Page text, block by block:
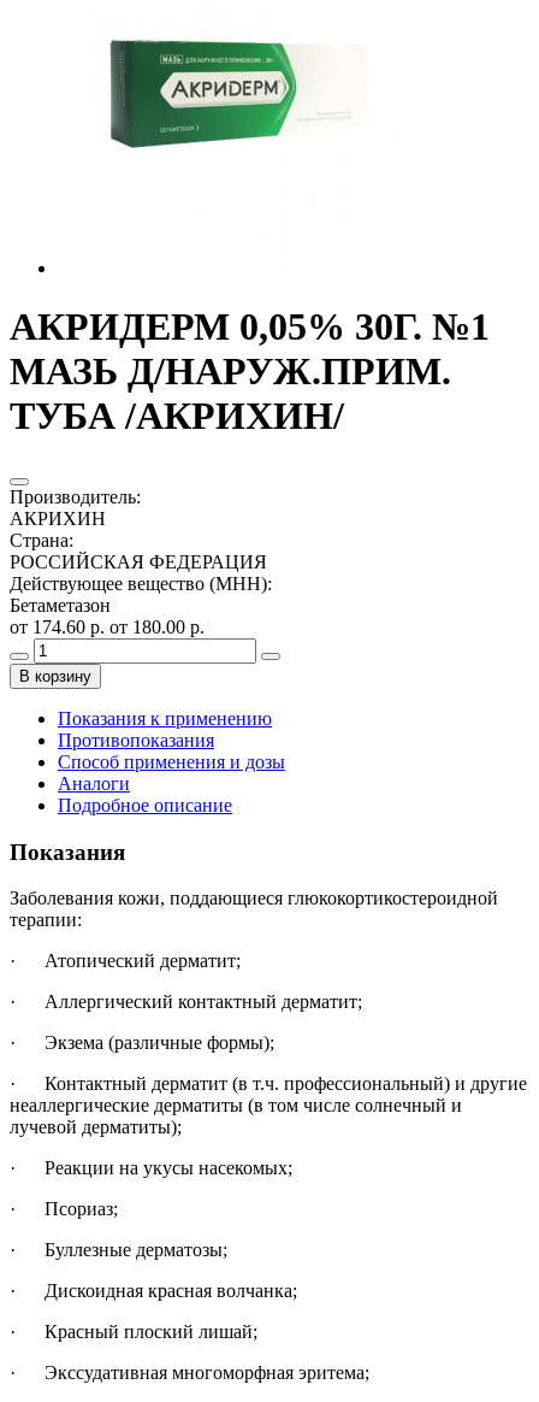
АКРИДЕРМ 0,05% 30Г. №1
МАЗЬ Д/НАРУЖ.ПРИМ.
ТУБА /АКРИХИН/
Производитель:
АКРИХИН
Страна:
РОССИЙСКАЯ ФЕДЕРАЦИЯ
Действующее вещество (МНН):
Бетаметазон
от 174.60 р. от 180.00 р.
В корзину
Показания к применению
Противопоказания
Способ применения и дозы
Аналоги
Подробное описание
Показания
Заболевания кожи, поддающиеся глюкокортикостероидной
терапии:
· Атопический дерматит;
· Аллергический контактный дерматит;
· Экзема (различные формы);
· Контактный дерматит (в т.ч. профессиональный) и другие
неаллергические дерматиты (в том числе солнечный и
лучевой дерматиты);
· Реакции на укусы насекомых;
· Псориаз;
· Буллезные дерматозы;
· Дискоидная красная волчанка;
· Красный плоский лишай;
· Экссудативная многоморфная эритема;